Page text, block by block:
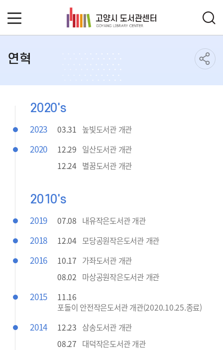
연혁
2020's
2023 03.31 높빛도서관 개관
2020 12.29 일산도서관 개관
12.24 별꿈도서관 개관
2010's
2019 07.08 내유작은도서관 개관
2018 12.04 모당공원작은도서관 개관
2016 10.17 가좌도서관 개관
08.02 마상공원작은도서관 개관
2015
11.16
포돌이 안전작은도서관 개관(2020.10.25.종료)
2014 12.23 삼송도서관 개관
08.27 대덕작은도서관 개관